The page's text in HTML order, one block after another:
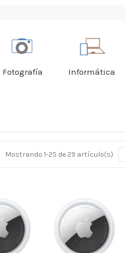
Fotografía Informática
Mostrando 1-25 de 29 artículo(s)